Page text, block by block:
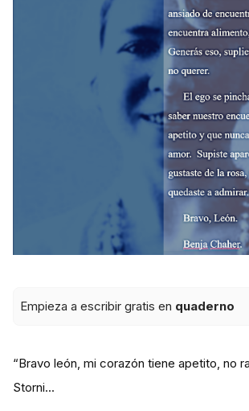
Empieza a escribir gratis en quaderno
“Bravo león, mi corazón tiene apetito, no
Storni...